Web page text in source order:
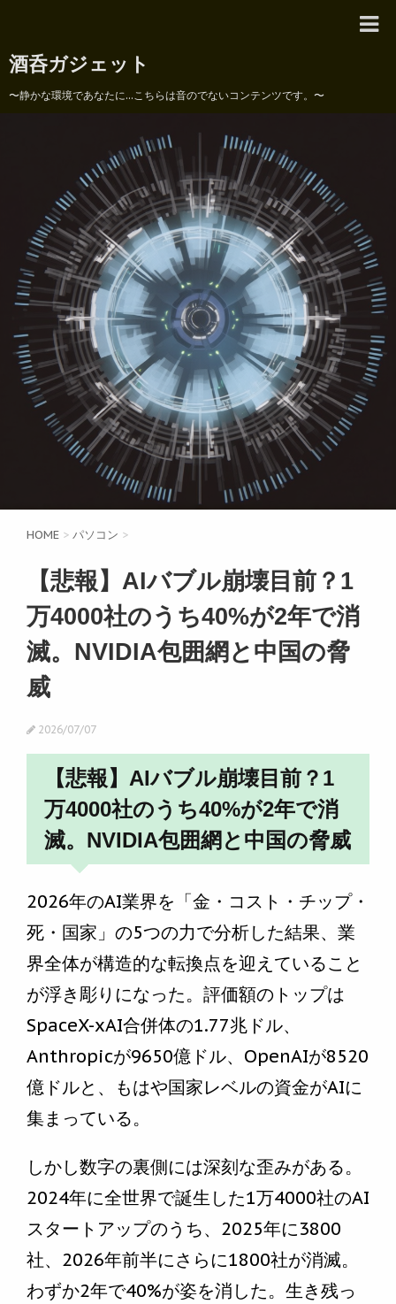
酒呑ガジェット
〜静かな環境であなたに...こちらは音のでないコンテンツです。〜
HOME > パソコン >
【悲報】AIバブル崩壊目前？1
万4000社のうち40%が2年で消
滅。NVIDIA包囲網と中国の脅
威
2026/07/07
【悲報】AIバブル崩壊目前？1
万4000社のうち40%が2年で消
滅。NVIDIA包囲網と中国の脅威
2026年のAI業界を「金・コスト・チップ・
死・国家」の5つの力で分析した結果、業
界全体が構造的な転換点を迎えていること
が浮き彫りになった。評価額のトップは
SpaceX-xAI合併体の1.77兆ドル、
Anthropicが9650億ドル、OpenAIが8520
億ドルと、もはや国家レベルの資金がAIに
集まっている。
しかし数字の裏側には深刻な歪みがある。
2024年に全世界で誕生した1万4000社のAI
スタートアップのうち、2025年に3800
社、2026年前半にさらに1800社が消滅。
わずか2年で40%が姿を消した。生き残っ